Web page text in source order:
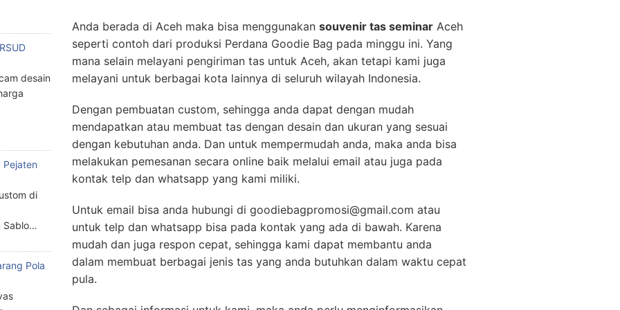
Anda berada di Aceh maka bisa menggunakan souvenir tas seminar Aceh
seperti contoh dari produksi Perdana Goodie Bag pada minggu ini. Yang
mana selain melayani pengiriman tas untuk Aceh, akan tetapi kami juga
melayani untuk berbagai kota lainnya di seluruh wilayah Indonesia.
Dengan pembuatan custom, sehingga anda dapat dengan mudah
mendapatkan atau membuat tas dengan desain dan ukuran yang sesuai
dengan kebutuhan anda. Dan untuk mempermudah anda, maka anda bisa
melakukan pemesanan secara online baik melalui email atau juga pada
kontak telp dan whatsapp yang kami miliki.
Untuk email bisa anda hubungi di goodiebagpromosi@gmail.com atau
untuk telp dan whatsapp bisa pada kontak yang ada di bawah. Karena
mudah dan juga respon cepat, sehingga kami dapat membantu anda
dalam membuat berbagai jenis tas yang anda butuhkan dalam waktu cepat
pula.
desain
Pejaten
di
Sablo…
Pola